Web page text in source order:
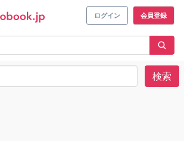
ログイン 会員登録
検索